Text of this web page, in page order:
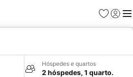
Favoritos
Iniciar
Hóspedes e quartos
2 hóspedes, 1 quarto.